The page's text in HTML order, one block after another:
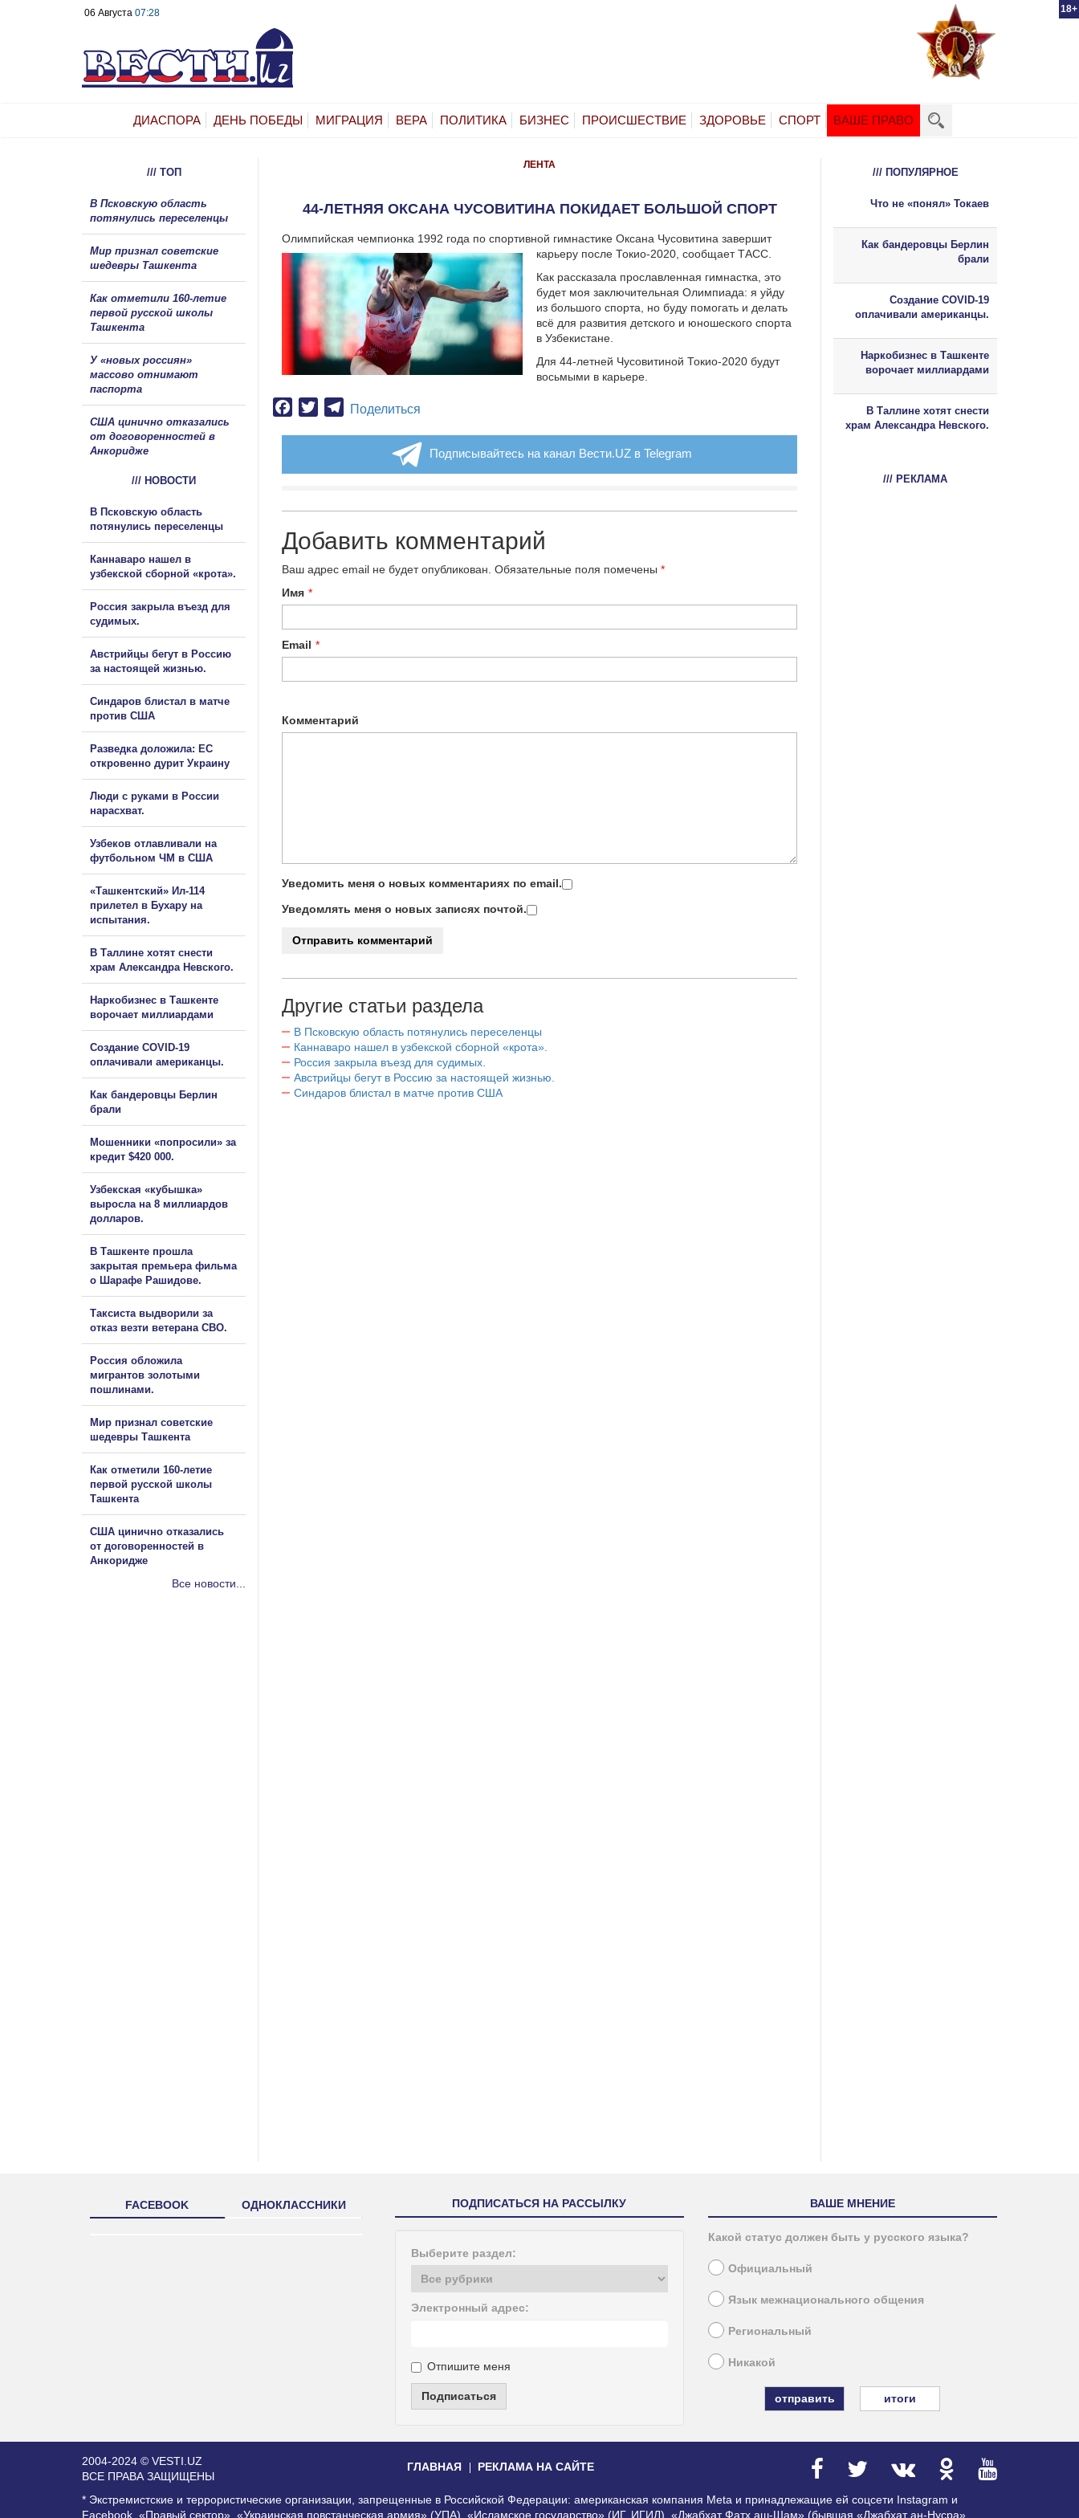
18+
06 Августа 07:28
ДИАСПОРА ДЕНЬ ПОБЕДЫ МИГРАЦИЯ ВЕРА ПОЛИТИКА БИЗНЕС ПРОИСШЕСТВИЕ ЗДОРОВЬЕ СПОРТ ВАШЕ ПРАВО
ЛЕНТА
44-ЛЕТНЯЯ ОКСАНА ЧУСОВИТИНА ПОКИДАЕТ БОЛЬШОЙ СПОРТ
Олимпийская чемпионка 1992 года по спортивной гимнастике Оксана Чусовитина завершит
карьеру после Токио-2020, сообщает ТАСС.
Как рассказала прославленная гимнастка, это
будет моя заключительная Олимпиада: я уйду
из большого спорта, но буду помогать и делать
всё для развития детского и юношеского спорта
в Узбекистане.
Для 44-летней Чусовитиной Токио-2020 будут
восьмыми в карьере.
Facebook
TwitterTelegram
Поделиться
Подписывайтесь на канал Вести.UZ в Telegram
Добавить комментарий
Ваш адрес email не будет опубликован. Обязательные поля помечены *
Имя *
Email *
Комментарий
Уведомить меня о новых комментариях по email.
Уведомлять меня о новых записях почтой.
Другие статьи раздела
В Псковскую область потянулись переселенцы
Каннаваро нашел в узбекской сборной «крота».
Россия закрыла въезд для судимых.
Австрийцы бегут в Россию за настоящей жизнью.
Синдаров блистал в матче против США
/// ТОП
В Псковскую область
потянулись переселенцы
Мир признал советские
шедевры Ташкента
Как отметили 160-летие
первой русской школы
Ташкента
У «новых россиян»
массово отнимают
паспорта
США цинично отказались
от договоренностей в
Анкоридже
/// НОВОСТИ
В Псковскую область
потянулись переселенцы
Каннаваро нашел в
узбекской сборной «крота».
Россия закрыла въезд для
судимых.
Австрийцы бегут в Россию
за настоящей жизнью.
Синдаров блистал в матче
против США
Разведка доложила: ЕС
откровенно дурит Украину
Люди с руками в России
нарасхват.
Узбеков отлавливали на
футбольном ЧМ в США
«Ташкентский» Ил-114
прилетел в Бухару на
испытания.
В Таллине хотят снести
храм Александра Невского.
Наркобизнес в Ташкенте
ворочает миллиардами
Создание COVID-19
оплачивали американцы.
Как бандеровцы Берлин
брали
Мошенники «попросили» за
кредит $420 000.
Узбекская «кубышка»
выросла на 8 миллиардов
долларов.
В Ташкенте прошла
закрытая премьера фильма
о Шарафе Рашидове.
Таксиста выдворили за
отказ везти ветерана СВО.
Россия обложила
мигрантов золотыми
пошлинами.
Мир признал советские
шедевры Ташкента
Как отметили 160-летие
первой русской школы
Ташкента
США цинично отказались
от договоренностей в
Анкоридже
Все новости...
/// ПОПУЛЯРНОЕ
Что не «понял» Токаев
Как бандеровцы Берлин
брали
Создание COVID-19
оплачивали американцы.
Наркобизнес в Ташкенте
ворочает миллиардами
В Таллине хотят снести
храм Александра Невского.
/// РЕКЛАМА
FACEBOOK ОДНОКЛАССНИКИ ПОДПИСАТЬСЯ НА РАССЫЛКУ
Выберите раздел:
Электронный адрес:
Отпишите меня
Подписаться
ВАШЕ МНЕНИЕ
Какой статус должен быть у русского языка?
Официальный
Язык межнационального общения
Региональный
Никакой
итоги
2004-2024 © VESTI.UZ
ВСЕ ПРАВА ЗАЩИЩЕНЫ
ГЛАВНАЯ РЕКЛАМА НА САЙТЕ
* Экстремистские и террористические организации, запрещенные в Российской Федерации: американская компания Meta и принадлежащие ей соцсети Instagram и
Facebook, «Правый сектор», «Украинская повстанческая армия» (УПА), «Исламское государство» (ИГ, ИГИЛ), «Джабхат Фатх аш-Шам» (бывшая «Джабхат ан-Нусра»,